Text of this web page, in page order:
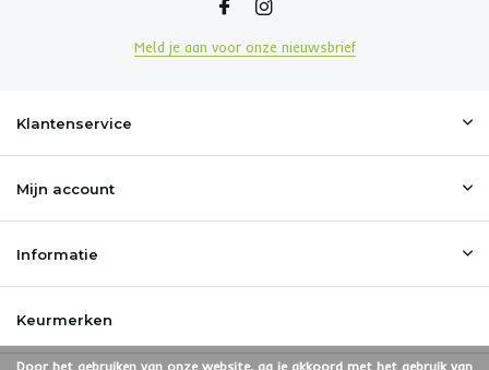
Meld je aan voor onze nieuwsbrief
Klantenservice
Mijn account
Informatie
Keurmerken
Door het gebruiken van onze website, ga je akkoord met het gebruik van